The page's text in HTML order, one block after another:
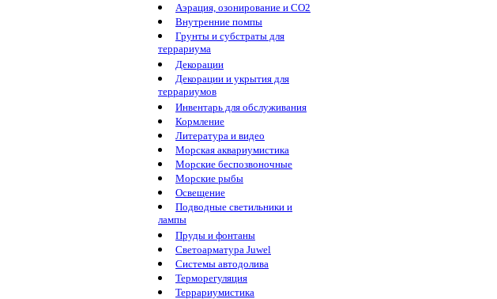
Аэрация, озонирование и CO2
Внутренние помпы
Грунты и субстраты для
террариума
Декорации
Декорации и укрытия для
террариумов
Инвентарь для обслуживания
Кормление
Литература и видео
Морская аквариумистика
Морские беспозвоночные
Морские рыбы
Освещение
Подводные светильники и
лампы
Пруды и фонтаны
Светоарматура Juwel
Системы автодолива
Терморегуляция
Террариумистика